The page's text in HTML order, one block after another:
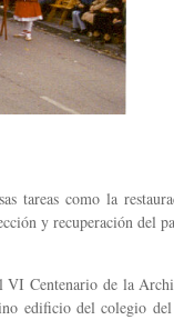
tareas como la
y recuperación del
VI Centenario de la
edificio del colegio